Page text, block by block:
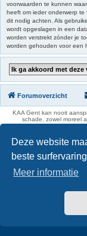
Deze website
beste
Meer informatie
voorwaarden te kunnen
heeft om ieder onderwerp te
dit nodig achten. Als
wordt opgeslagen in een
worden verstrekt zónder je
worden gehouden voor een
Forumoverzicht
KAA Gent kan nooit
schade, zowel moreel
feitelijkheden en daden van
de gegevens vermeld op
geldt inzonderheid voor
is dus verantwoordelijk
moderators kunnen niet